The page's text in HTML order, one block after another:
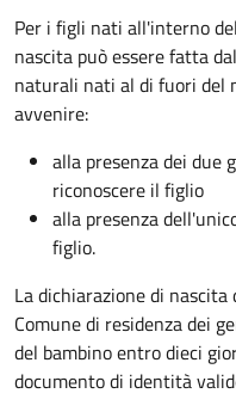
Per i figli nati all'interno
nascita può essere fatta
naturali nati al di fuori del
avvenire:
alla presenza dei due
riconoscere il figlio
alla presenza
figlio.
La dichiarazione di
Comune di residenza dei
del bambino entro dieci
documento di identità